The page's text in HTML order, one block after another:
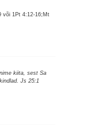
või 1Pt 4:12-16;Mt
kiita, sest Sa
Js 25:1